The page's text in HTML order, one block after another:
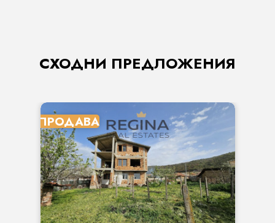
СХОДНИ ПРЕДЛОЖЕНИЯ
ПРОДАВА